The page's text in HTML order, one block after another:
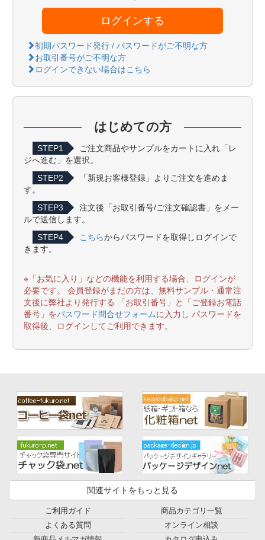
ログインする
初期パスワード発行 / パスワードがご不明な方
お取引番号がご不明な方
ログインできない場合はこちら
はじめての方
STEP1
ご注文商品やサンプルをカートに入れ「レ
ジへ進む」を選択。
STEP2
「新規お客様登録」よりご注文を進めま
す。
STEP3
注文後「お取引番号/ご注文確認書」をメー
ルで送信します。
STEP4
こちらからパスワードを取得しログインで
きます。
※「お気に入り」などの機能を利用する場合、ログインが
必要です。 会員登録がまだの方は、無料サンプル・通常注
文後に弊社より発行する 「お取引番号」と「ご登録お電話
番号」をパスワード問合せフォームに入力し パスワードを
取得後、ログインしてご利用できます。
関連サイトをもっと見る
ご利用ガイド
よくある質問
商品カテゴリ一覧
オンライン相談